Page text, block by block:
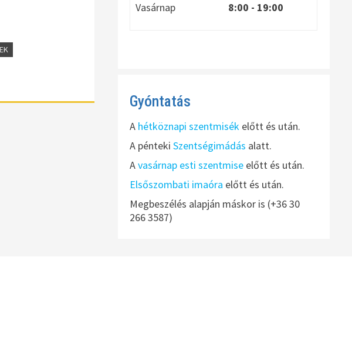
Vasárnap
8:00 - 19:00
Gyóntatás
A hétköznapi szentmisék előtt és után.
A péntekiSzentségimádás alatt.
Avasárnap esti szentmise előtt és után.
Elsőszombati imaóra előtt és után.
Megbeszélés alapján máskor is (+36 30
266 3587)